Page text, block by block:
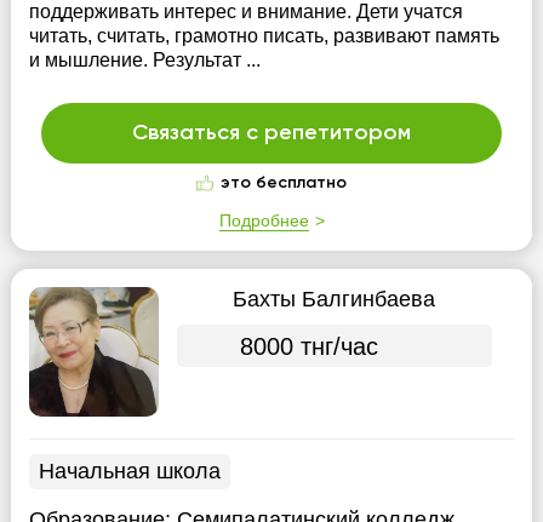
поддерживать интерес и внимание. Дети учатся
читать, считать, грамотно писать, развивают память
и мышление. Результат ...
Связаться с репетитором
это бесплатно
Подробнее
Бахты Балгинбаева
8000 тнг/час
Начальная школа